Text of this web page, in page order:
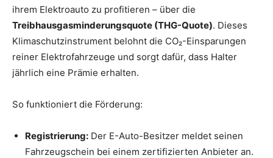
ihrem Elektroauto zu profitieren – über die
Treibhausgasminderungsquote (THG-Quote). Dieses
Klimaschutzinstrument belohnt die CO₂-Einsparungen
reiner Elektrofahrzeuge und sorgt dafür, dass Halter
jährlich eine Prämie erhalten.
So funktioniert die Förderung:
Registrierung: Der E-Auto-Besitzer meldet seinen
Fahrzeugschein bei einem zertifizierten Anbieter an.